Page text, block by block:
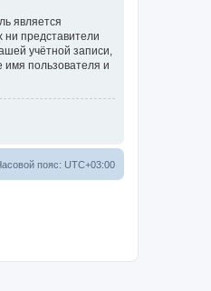
является
ни представители
учётной записи,
пользователя и
пояс: UTC+03:00